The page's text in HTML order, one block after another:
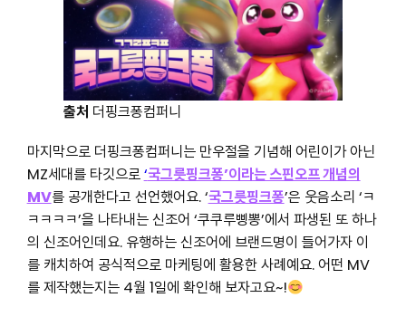
출처 더핑크퐁컴퍼니
마지막으로 더핑크퐁컴퍼니는 만우절을 기념해 어린이가 아닌
MZ세대를 타깃으로‘국그릇핑크퐁’이라는 스핀오프 개념의
MV를 공개한다고 선언했어요. ‘국그릇핑크퐁’은 웃음소리 ‘ㅋ
ㅋㅋㅋㅋ’을 나타내는 신조어 ‘쿠쿠루삥뽕’에서 파생된 또 하나
의 신조어인데요. 유행하는 신조어에 브랜드명이 들어가자 이
를 캐치하여 공식적으로 마케팅에 활용한 사례예요. 어떤 MV
를 제작했는지는 4월 1일에 확인해 보자고요~!